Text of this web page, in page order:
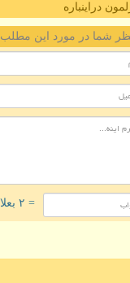
دراینباره
شما در مورد این مطلب
= ۲ بعلاوه ۴